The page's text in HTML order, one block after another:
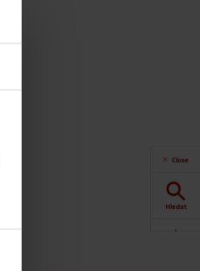
Close
Hledat